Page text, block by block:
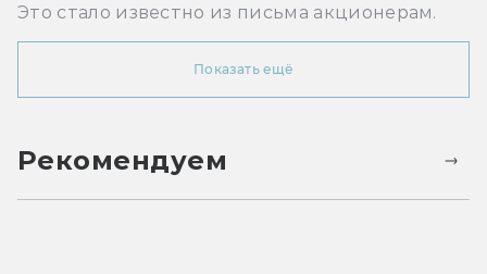
Это стало известно из письма акционерам.
Показать ещё
Рекомендуем